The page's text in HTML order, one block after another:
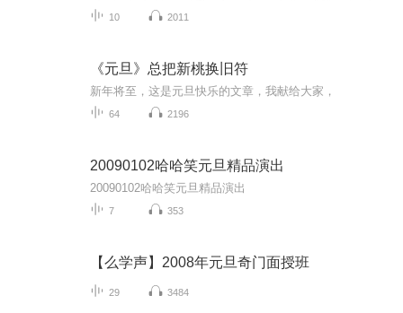
10 2011
《元旦》总把新桃换旧符
新年将至，这是元旦快乐的文章，我献给大家，
64 2196
20090102哈哈笑元旦精品演出
20090102哈哈笑元旦精品演出
7 353
【么学声】2008年元旦奇门面授班
29 3484